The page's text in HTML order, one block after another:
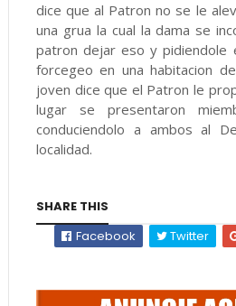
dice que al Patron no se le
una grua la cual la dama se
patron dejar eso y pidiendole
forcegeo en una habitacion
joven dice que el Patron le
lugar se presentaron
conduciendolo a ambos al
localidad.
SHARE THIS
Facebook
Twitter